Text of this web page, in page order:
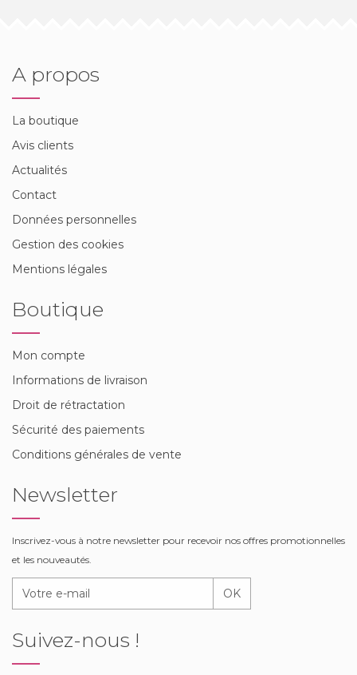
A propos
La boutique
Avis clients
Actualités
Contact
Données personnelles
Gestion des cookies
Mentions légales
Boutique
Mon compte
Informations de livraison
Droit de rétractation
Sécurité des paiements
Conditions générales de vente
Newsletter
Inscrivez-vous à notre newsletter pour recevoir nos offres promotionnelles
et les nouveautés.
OK
Suivez-nous !